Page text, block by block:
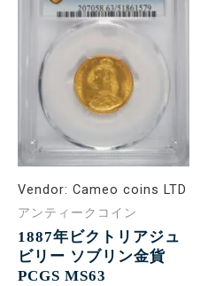
Vendor: Cameo coins LTD
アンティークコイン
1887年ビクトリアジュ
ビリー ソブリン金貨
PCGS MS63